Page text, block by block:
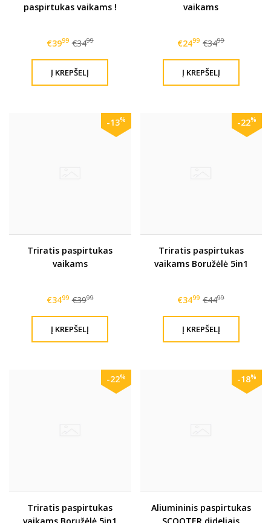
paspirtukas vaikams !
€3999 €3499
vaikams
€2499 €3499
-13%
Triratis paspirtukas
vaikams
€3499 €3999
-22%
Triratis paspirtukas
vaikams Boružėlė 5in1
€3499 €4499
-22%
Triratis paspirtukas
vaikams Boružėlė 5in1
-18%
Aliumininis paspirtukas
SCOOTER dideliais